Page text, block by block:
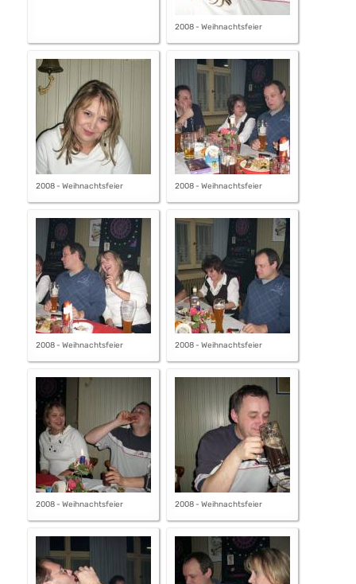
2008 - Weihnachtsfeier
2008 - Weihnachtsfeier 2008 - Weihnachtsfeier
2008 - Weihnachtsfeier 2008 - Weihnachtsfeier
2008 - Weihnachtsfeier 2008 - Weihnachtsfeier